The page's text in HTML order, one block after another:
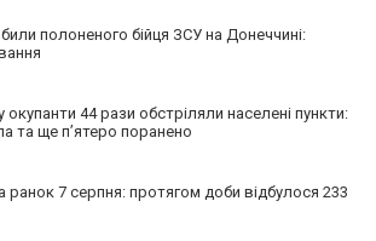
полоненого бійця ЗСУ на Донеччині:
44 рази обстріляли населені пункти:
та ще пʼятеро поранено
ранок 7 серпня: протягом доби відбулося 233